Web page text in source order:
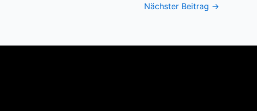
Nächster Beitrag →